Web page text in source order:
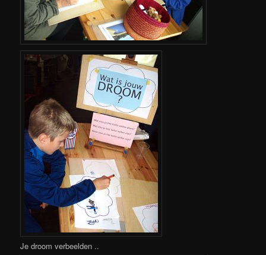
Je droom verbeelden ..